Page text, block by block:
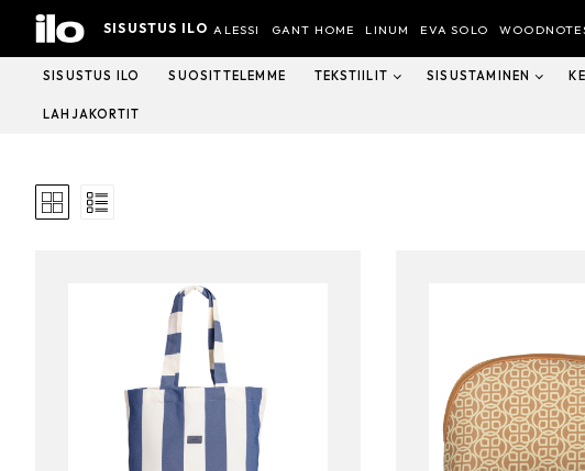
Hyppää
sisältöön
SISUSTUS ILO ALESSI GANT HOME LINUM EVA SOLO
SISUSTUS ILO SUOSITTELEMME TEKSTIILIT SISUSTAMINEN
LAHJAKORTIT